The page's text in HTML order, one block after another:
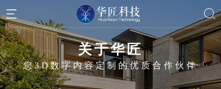
关于华匠
您3D数字内容定制的优质合作伙伴